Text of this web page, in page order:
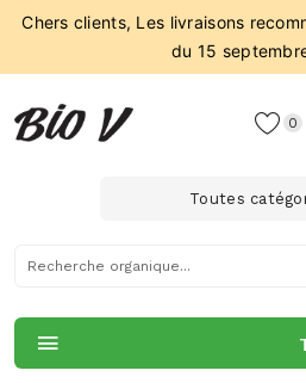
Chers clients, Les livraisons
du 15
0
Toutes